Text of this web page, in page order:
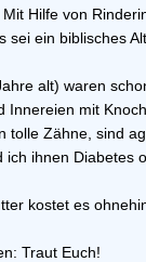
Hilfe von
sei ein biblisches
alt) waren
mit
tolle Zähne, sind
ihnen
kostet es
Traut Euch!